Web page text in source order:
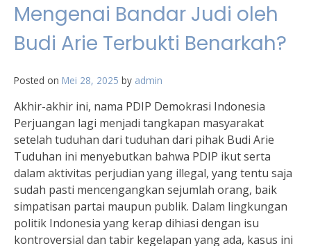
Mengenai Bandar Judi oleh
Budi Arie Terbukti Benarkah?
Posted on Mei 28, 2025 by admin
Akhir-akhir ini, nama PDIP Demokrasi Indonesia
Perjuangan lagi menjadi tangkapan masyarakat
setelah tuduhan dari tuduhan dari pihak Budi Arie
Tuduhan ini menyebutkan bahwa PDIP ikut serta
dalam aktivitas perjudian yang illegal, yang tentu saja
sudah pasti mencengangkan sejumlah orang, baik
simpatisan partai maupun publik. Dalam lingkungan
politik Indonesia yang kerap dihiasi dengan isu
kontroversial dan tabir kegelapan yang ada, kasus ini